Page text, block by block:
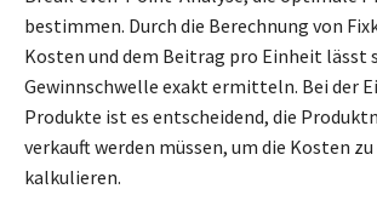
bestimmen. Durch die Berechnung von
Kosten und dem Beitrag pro Einheit lässt
Gewinnschwelle exakt ermitteln. Bei der
Produkte ist es entscheidend, die
verkauft werden müssen, um die Kosten zu
kalkulieren.